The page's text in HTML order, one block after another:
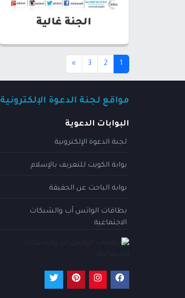
الجنة غالية
1
(current)
2
3
»
مواقع لجنة الدعوة الإلكترونية
البوابات الدعوية
لجنة الدعوة الإلكترونية
بوابة الكويت للتعريف بالإسلام
بوابة الباحث عن الحقيقة
بطاقات الواتس آب والشبكات
الاجتماعية